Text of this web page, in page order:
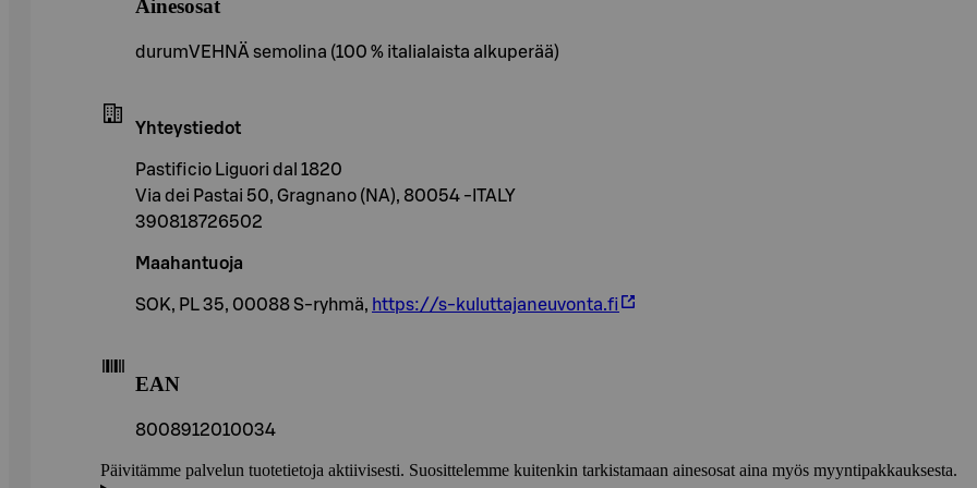
Ainesosat
durumVEHNÄ semolina (100 % italialaista alkuperää)
Yhteystiedot
Pastificio Liguori dal 1820
Via dei Pastai 50, Gragnano (NA), 80054 -ITALY
390818726502
Maahantuoja
SOK, PL 35, 00088 S-ryhmä, https://s-kuluttajaneuvonta.fi
EAN
8008912010034
Päivitämme palvelun tuotetietoja aktiivisesti. Suosittelemme kuitenkin tarkistamaan ainesosat aina myös myyntipakkauksesta.